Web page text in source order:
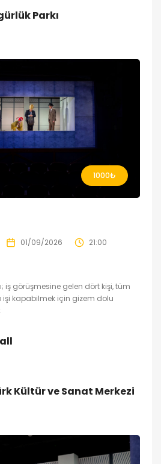
Parkı
1000₺
01/09/2026 21:00
iş görüşmesine gelen dört kişi, tüm
işi kapabilmek için gizem dolu
Kültür ve Sanat Merkezi